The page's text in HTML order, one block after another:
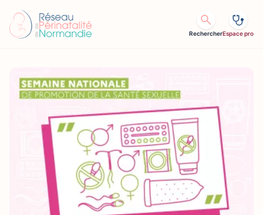
RechercherEspace pro